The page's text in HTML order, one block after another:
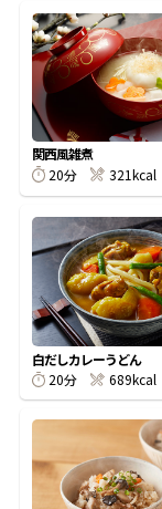
楽チン屋®
新鮮一番
かつおだしが決
関西風雑煮
20分
321kcal
白だしカレーうどん
20分
689kcal